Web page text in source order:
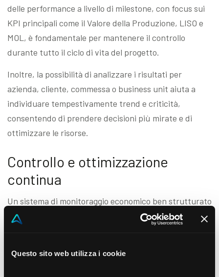
Questo sito web utilizza i cookie
delle performance a livello di milestone, con focus sui
KPI principali come il Valore della Produzione, LISO e
MOL, è fondamentale per mantenere il controllo
durante tutto il ciclo di vita del progetto.
Inoltre, la possibilità di analizzare i risultati per
azienda, cliente, commessa o business unit aiuta a
individuare tempestivamente trend e criticità,
consentendo di prendere decisioni più mirate e di
ottimizzare le risorse.
Controllo e ottimizzazione
continua
Un sistema di monitoraggio economico ben strutturato
offre la possibilità di intervenire rapidamente se
reale e in dettaglio consente di prendere decisioni più